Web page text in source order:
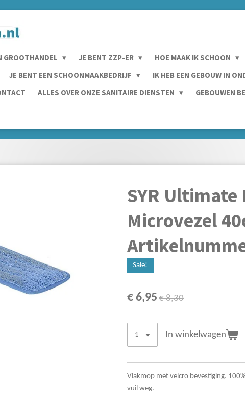
GROOTHANDEL JE BENT ZZP-ER HOE MAAK IK SCHOON
JE BENT EEN SCHOONMAAKBEDRIJF
IK HEB EEN GEBOUW IN
ALLES OVER ONZE SANITAIRE DIENSTEN
GEBOUWEN
SYR Ultimate
Microvezel
Sale!
€ 6,95 € 8,30
In winkelwagen
Vlakmop met velcro bevestiging.
vuil weg.